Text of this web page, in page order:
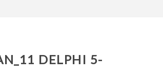
DELPHI 5-